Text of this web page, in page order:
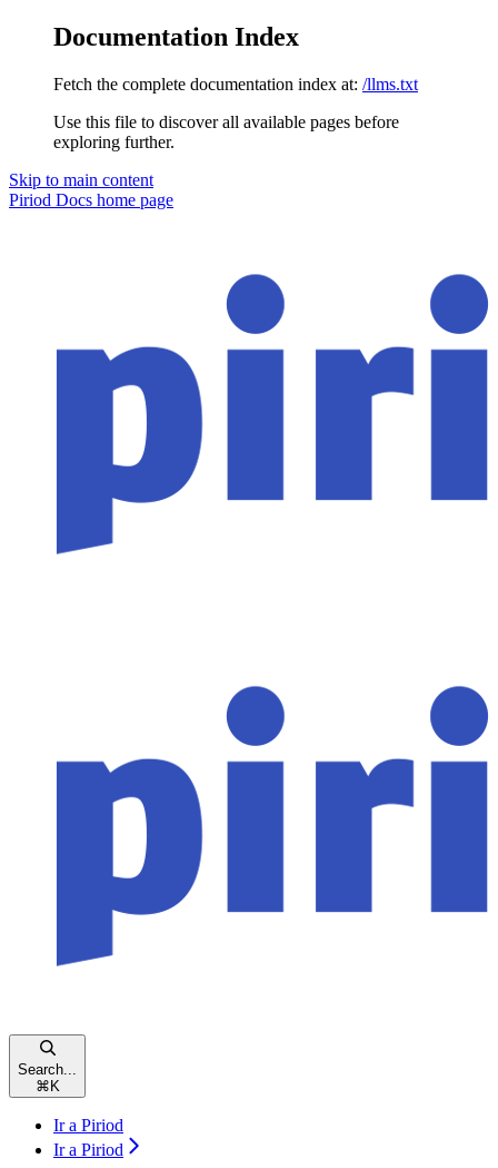
Documentation Index
Fetch the complete documentation index at: /llms.txt
Use this file to discover all available pages before
exploring further.
Skip to main content
Piriod Docs home page
Search...
⌘ K
Ir a Piriod
Ir a Piriod